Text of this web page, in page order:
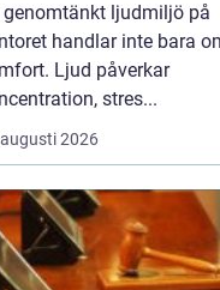
genomtänkt ljudmiljö på
handlar inte bara
Ljud påverkar
stres...
2026